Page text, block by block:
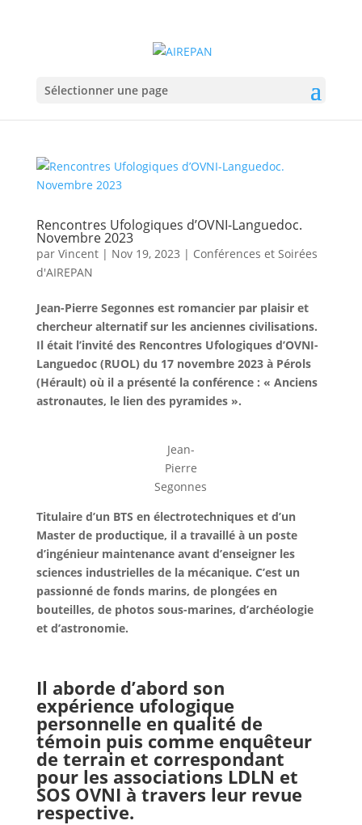
Sélectionner une page
Rencontres Ufologiques d’OVNI-Languedoc.
Novembre 2023
par Vincent| Nov 19, 2023 | Conférences et Soirées
d'AIREPAN
Jean-Pierre Segonnes est romancier par plaisir et
chercheur alternatif sur les anciennes civilisations.
Il était l’invité des Rencontres Ufologiques d’OVNI-
Languedoc (RUOL) du 17 novembre 2023 à Pérols
(Hérault) où il a présenté la conférence : « Anciens
astronautes, le lien des pyramides ».
Jean-
Pierre
Segonnes
Titulaire d’un BTS en électrotechniques et d’un
Master de productique, il a travaillé à un poste
d’ingénieur maintenance avant d’enseigner les
sciences industrielles de la mécanique. C’est un
passionné de fonds marins, de plongées en
bouteilles, de photos sous-marines, d’archéologie
et d’astronomie.
Il aborde d’abord son
expérience ufologique
personnelle en qualité de
témoin puis comme enquêteur
de terrain et correspondant
pour les associations LDLN et
SOS OVNI à travers leur revue
respective.